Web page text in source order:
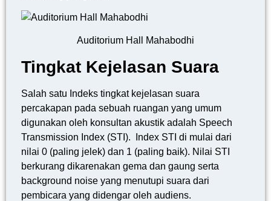
Auditorium Hall Mahabodhi
Tingkat Kejelasan Suara
Salah satu Indeks tingkat kejelasan suara
percakapan pada sebuah ruangan yang umum
digunakan oleh konsultan akustik adalah Speech
Transmission Index (STI). Index STI di mulai dari
nilai 0 (paling jelek) dan 1 (paling baik). Nilai STI
berkurang dikarenakan gema dan gaung serta
background noise yang menutupi suara dari
pembicara yang didengar oleh audiens.